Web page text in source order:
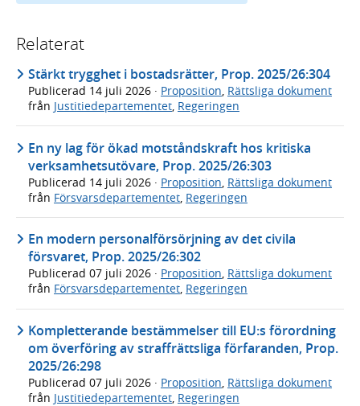
Relaterat
Stärkt trygghet i bostadsrätter, Prop. 2025/26:304
Publicerad 14 juli 2026 · Proposition, Rättsliga dokument
från Justitiedepartementet, Regeringen
En ny lag för ökad motståndskraft hos kritiska
verksamhetsutövare, Prop. 2025/26:303
Publicerad 14 juli 2026 · Proposition Rättsliga dokument
från Försvarsdepartementet Regeringen
En modern personalförsörjning av det civila
försvaret, Prop. 2025/26:302
Publicerad 07 juli 2026 · Proposition, Rättsliga dokument
från Försvarsdepartementet, Regeringen
Kompletterande bestämmelser till EU:s förordning
om överföring av straffrättsliga förfaranden, Prop.
2025/26:298
Publicerad 07 juli 2026 · Proposition, Rättsliga dokument
från Justitiedepartementet, Regeringen